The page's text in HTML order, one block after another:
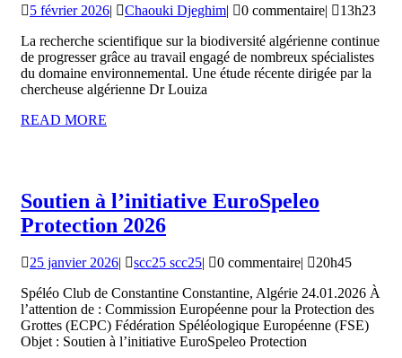
scientifique
menée
par
la
Dr
éclaire
la
répartition
des
chauves-
souris
en
5 février 20265
2026
| Chaouki DjeghimChaouki
| 0 commentaire|
13h23
La recherche scientifique sur la biodiversité algérienne continue
de progresser grâce au travail engagé de nombreux spécialistes
du domaine environnemental. Une étude récente dirigée par la
chercheuse algérienne Dr Louiza
READ MORE
Soutien à l’initiative EuroSpeleo
Protection 2026Soutien
l’initiative
EuroSpeleo
Protection
2026
25 janvier 202625
2026
| scc25 scc25scc25
| 0 commentaire|
20h45
Spéléo Club de Constantine Constantine, Algérie 24.01.2026 À
l’attention de : Commission Européenne pour la Protection des
Grottes (ECPC) Fédération Spéléologique Européenne (FSE)
Objet : Soutien à l’initiative EuroSpeleo Protection